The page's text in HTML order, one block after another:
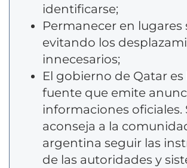
identificarse;
Permanecer en lugares
evitando los
innecesarios;
El gobierno de Qatar es
fuente que emite
informaciones oficiales.
aconseja a la
argentina seguir las
de las autoridades y